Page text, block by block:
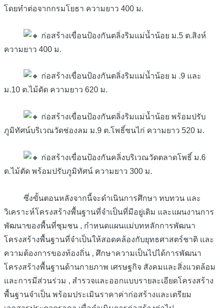
โดยทำต่อจากกรมโยธา ความยาว 400 ม.
ก่อสร้างเขื่อนป้องกันตลิ่งริมแม่น้ำน้อย ม.5 ต.สิงห์
ความยาว 400 ม.
ก่อสร้างเขื่อนป้องกันตลิ่งริมแม่น้ำน้อย ม .9 และ
ม.10 ต.ไม้ดัด ความยาว 620 ม.
ก่อสร้างเขื่อนป้องกันตลิ่งริมแม่น้ำน้อย พร้อมปรับ
ภูมิทัศน์บริเวณวัดช่องลม ม.9 ต.โพธิ์ซนไก่ ความยาว 520 ม.
ก่อสร้างเขื่อนป้องกันคลิ่งบริเวณวัดตลาดโพธิ์ ม.6
ต.ไม้ตัด พร้อมปรับภูมิทัศน์ ความยาว 300 ม.
ซึ่งขั้นตอนหลังจากนี้จะดำเนินการศึกษา ทบทวน และ
วิเคราะห์โครงสร้างพื้นฐานที่จำเป็นที่มีอยู่เดิม และแผนงานการ
พัฒนาของพื้นที่ชุมชน , กำหนดแผนแม่บทหลักการพัฒนา
โครงสร้างพื้นฐานที่จำเป็นให้สอดคล้องกับยุทธศาสตร์ชาติ และ
ความต้องการของท้องถิ่น , ศึกษาความเป็นไปได้การพัฒนา
โครงสร้างพื้นฐานด้านกายภาพ เศรษฐกิจ สังคมและสิ่งแวดล้อม
และการมีส่วนร่วม , สำรวจและออกแบบรายละเอียดโครงสร้าง
พื้นฐานจำเป็น พร้อมประเมินราคาค่าก่อสร้างและเตรียม